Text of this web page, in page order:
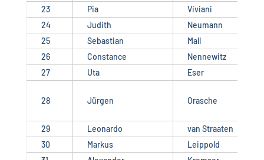
23
Pia
Viviani
24
Judith
Neumann
25
Sebastian
Mall
26
Constance
Nennewitz
27
Uta Eser
28 Jürgen Orasche
29 Leonardo
van Straaten
30
Markus
Leippold